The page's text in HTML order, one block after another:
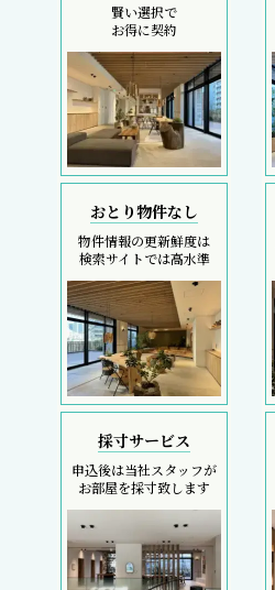
賢い選択で
お得に契約
おとり物件なし
物件情報の更新鮮度は
検索サイトでは高水準
採寸サービス
申込後は当社スタッフが
お部屋を採寸致します